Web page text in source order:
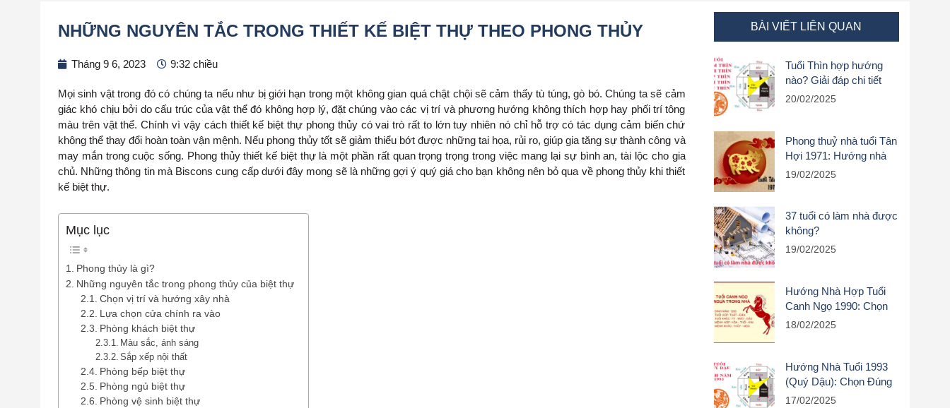
NHỮNG NGUYÊN TẮC TRONG THIẾT KẾ BIỆT THỰ THEO PHONG THỦY
Tháng 9 6, 2023 9:32 chiều
Mọi sinh vật trong đó có chúng ta nếu như bị giới hạn trong một không gian quá chật chội sẽ cảm thấy tù túng, gò bó. Chúng ta sẽ cảm
giác khó chịu bởi do cấu trúc của vật thể đó không hợp lý, đặt chúng vào các vị trí và phương hướng không thích hợp hay phối trí tông
màu trên vật thể. Chính vì vậy cách thiết kế biệt thự phong thủy có vai trò rất to lớn tuy nhiên nó chỉ hỗ trợ có tác dụng cảm biến chứ
không thể thay đổi hoàn toàn vận mệnh. Nếu phong thủy tốt sẽ giảm thiểu bớt được những tai họa, rủi ro, giúp gia tăng sự thành công và
may mắn trong cuộc sống. Phong thủy thiết kế biệt thự là một phần rất quan trọng trọng trong việc mang lại sự bình an, tài lộc cho gia
chủ. Những thông tin mà Biscons cung cấp dưới đây mong sẽ là những gợi ý quý giá cho bạn không nên bỏ qua về phong thủy khi thiết
kế biệt thự.
Mục lục
Phong thủy là gì?
Những nguyên tắc trong phong thủy của biệt thự
Chọn vị trí và hướng xây nhà
Lựa chọn cửa chính ra vào
Phòng khách biệt thự
Màu sắc, ánh sáng
Sắp xếp nội thất
Phòng bếp biệt thự
Phòng ngủ biệt thự
Phòng vệ sinh biệt thự
BÀI VIẾT LIÊN QUAN
Tuổi Thìn hợp hướng
nào? Giải đáp chi tiết
theo năm sinh
20/02/2025
Phong thuỷ nhà tuổi Tân
Hợi 1971: Hướng nhà
và cách bố trí
19/02/2025
37 tuổi có làm nhà được
không?
19/02/2025
Hướng Nhà Hợp Tuổi
Canh Ngọ 1990: Chọn
Hướng Nào Đón Tài
18/02/2025
Hướng Nhà Tuổi 1993
(Quý Dậu): Chọn Đúng
Rước Lộc Vào Nhà
17/02/2025